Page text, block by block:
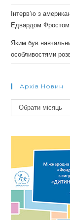
Інтерв’ю з
Едвардом Фростом
Яким був
особливостями
Архів Новин
Архів
новин
Обрати місяць